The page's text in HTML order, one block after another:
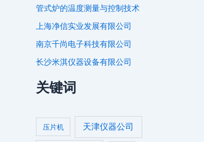
管式炉的温度测量与控制技术
上海净信实业发展有限公司
南京千尚电子科技有限公司
长沙米淇仪器设备有限公司
关键词
压片机 天津仪器公司